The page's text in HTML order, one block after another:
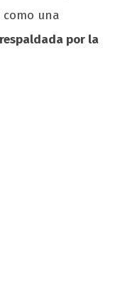
una
respaldada por la